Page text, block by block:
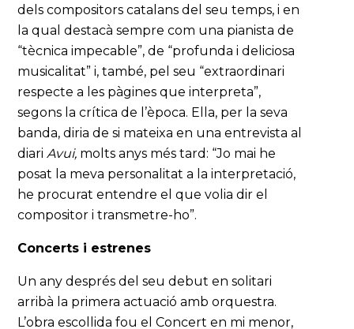
dels compositors catalans del seu temps, i en
la qual destacà sempre com una pianista de
“tècnica impecable”, de “profunda i deliciosa
musicalitat” i, també, pel seu “extraordinari
respecte a les pàgines que interpreta”,
segons la crítica de l’època. Ella, per la seva
banda, diria de si mateixa en una entrevista al
diariAvui, molts anys més tard: “Jo mai he
posat la meva personalitat a la interpretació,
he procurat entendre el que volia dir el
compositor i transmetre-ho”.
Concerts i estrenes
Un any després del seu debut en solitari
arribà la primera actuació amb orquestra.
L’obra escollida fou el Concert en mi menor,